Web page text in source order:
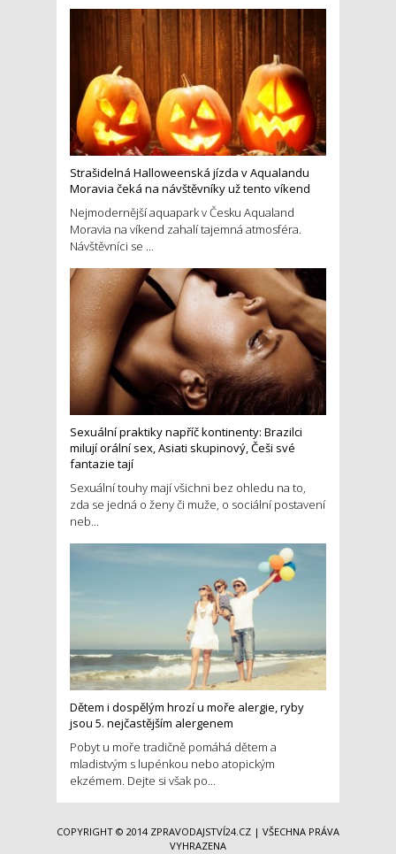
Strašidelná Halloweenská jízda v Aqualandu
Moravia čeká na návštěvníky už tento víkend
Nejmodernější aquapark v Česku Aqualand
Moravia na víkend zahalí tajemná atmosféra.
Návštěvníci se ...
Sexuální praktiky napříč kontinenty: Brazilci
milují orální sex, Asiati skupinový, Češi své
fantazie tají
Sexuální touhy mají všichni bez ohledu na to,
zda se jedná o ženy či muže, o sociální postavení
neb...
Dětem i dospělým hrozí u moře alergie, ryby
jsou 5. nejčastějším alergenem
Pobyt u moře tradičně pomáhá dětem a
mladistvým s lupénkou nebo atopickým
ekzémem. Dejte si však po...
COPYRIGHT © 2014 ZPRAVODAJSTVÍ24.CZ | VŠECHNA PRÁVA
VYHRAZENA